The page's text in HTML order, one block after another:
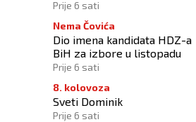
Europske unije 2028.–2034.
Prije 6 sati
Nema Čovića
Dio imena kandidata HDZ-a
BiH za izbore u listopadu
Prije 6 sati
8. kolovoza
Sveti Dominik
Prije 6 sati